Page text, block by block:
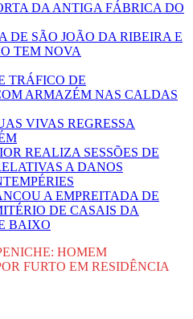
DA ANTIGA FÁBRICA DO
DE SÃO JOÃO DA RIBEIRA E
TEM NOVA
TRÁFICO DE
ARMAZÉM NAS CALDAS
VIVAS REGRESSA
REALIZA SESSÕES DE
A DANOS
A EMPREITADA DE
DE CASAIS DA
BAIXO
HOMEM
FURTO EM RESIDÊNCIA